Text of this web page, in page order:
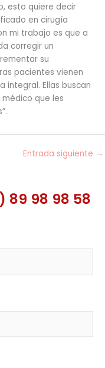
esto quiere decir
en cirugía
mi trabajo es que a
corregir un
su
pacientes vienen
integral. Ellas buscan
que les
Entrada siguiente →
89 98 98 58